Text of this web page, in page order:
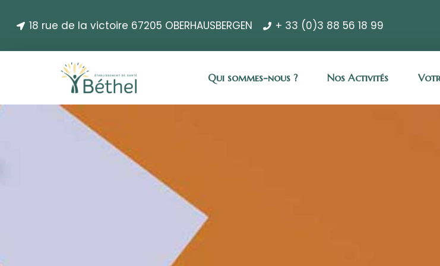
18 rue de la victoire 67205 OBERHAUSBERGEN + 33 (0)3 88 56 18 99
Qui sommes-nous ? Nos Activités